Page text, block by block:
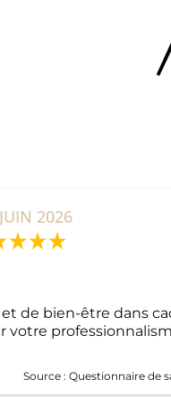
2026
de bien-être dans
votre
Source : Questionnaire de